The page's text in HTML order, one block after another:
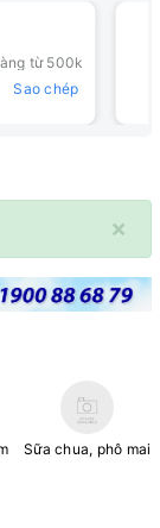
từ 500k
Sao chép
×
Sữa chua, phô mai